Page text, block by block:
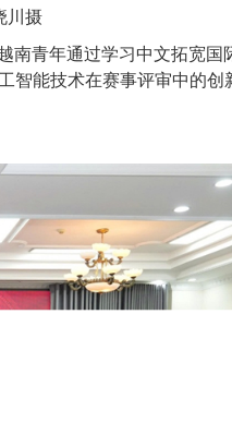
川摄
青年通过学习中文拓宽国
能技术在赛事评审中的